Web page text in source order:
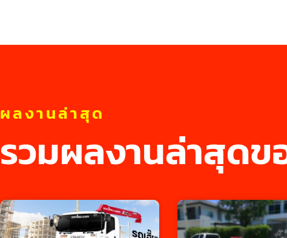
ผลงานล่าสุด
รวมผลงานล่าสุดข